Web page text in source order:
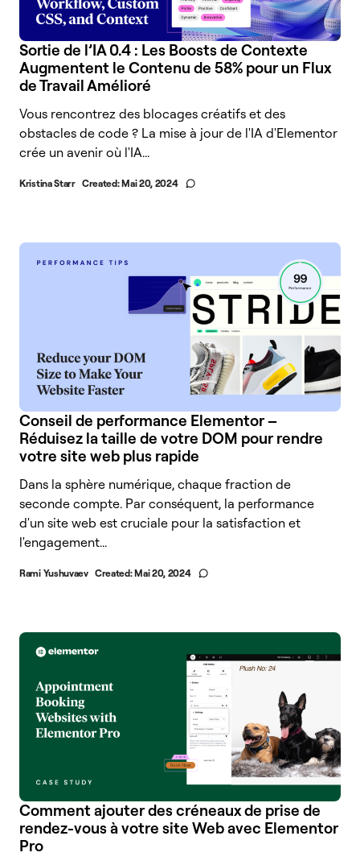
Sortie de l’IA 0.4 : Les Boosts de Contexte
Augmentent le Contenu de 58% pour un Flux
de Travail Amélioré
Vous rencontrez des blocages créatifs et des
obstacles de code ? La mise à jour de l'IA d'Elementor
crée un avenir où l'IA...
Kristina Starr Created:Mai 20, 2024
Conseil de performance Elementor –
Réduisez la taille de votre DOM pour rendre
votre site web plus rapide
Dans la sphère numérique, chaque fraction de
seconde compte. Par conséquent, la performance
d'un site web est cruciale pour la satisfaction et
l'engagement...
Rami Yushuvaev Created:Mai 20, 2024
Comment ajouter des créneaux de prise de
rendez-vous à votre site Web avec Elementor
Pro